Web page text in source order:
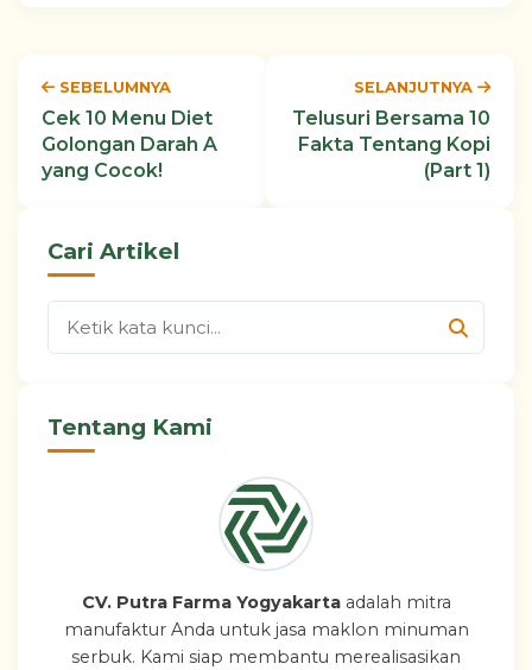
SEBELUMNYA
Cek 10 Menu Diet
Golongan Darah A
yang Cocok!
SELANJUTNYA
Telusuri Bersama 10
Fakta Tentang Kopi
(Part 1)
Cari Artikel
Tentang Kami
CV. Putra Farma Yogyakartaadalah mitra
manufaktur Anda untuk jasa maklon minuman
serbuk. Kami siap membantu merealisasikan